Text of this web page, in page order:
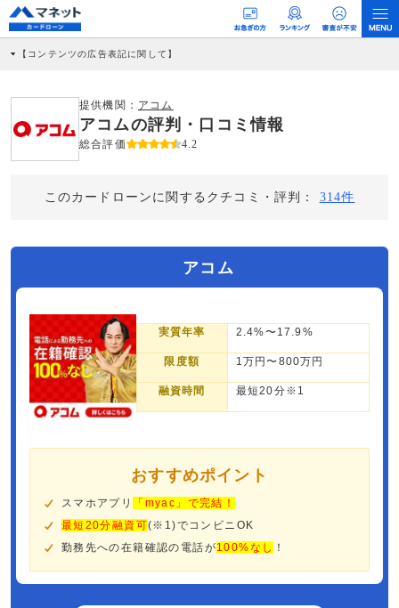
【コンテンツの広告表記に関して】
社に対して企業から紹介報酬が支払われるという収益モデルです。 ただし、特定の
商品を根拠なくPRするものではなく、当編集部の調査／ユーザーへの口コミ収集な
どに基づき、公平性を担保した情報提供を行っています。
>提携企業一覧
提供機関： アコム
アコムの評判・口コミ情報
総合評価 4.2
このカードローンに関するクチコミ・評判： 314件
アコム
実質年率 2.4%〜17.9%
限度額 1万円〜800万円
融資時間 最短20分※1
おすすめポイント
スマホアプリ
「myac」で完結！
最短20分融資可(※1)でコンビニOK
勤務先への在籍確認の電話が100%なし ！